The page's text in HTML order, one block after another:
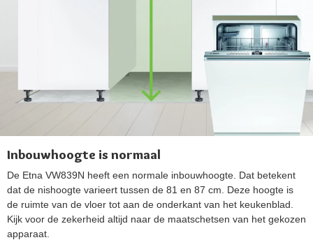
Inbouwhoogte is normaal
De Etna VW839N heeft een normale inbouwhoogte. Dat betekent
dat de nishoogte varieert tussen de 81 en 87 cm. Deze hoogte is
de ruimte van de vloer tot aan de onderkant van het keukenblad.
Kijk voor de zekerheid altijd naar de maatschetsen van het gekozen
apparaat.